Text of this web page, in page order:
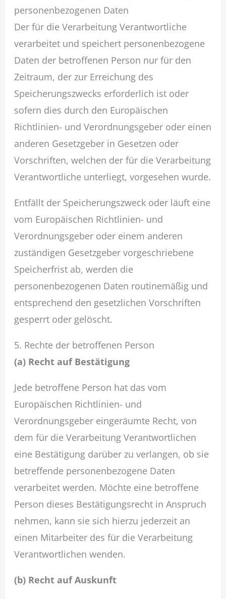
personenbezogenen Daten
Der für die Verarbeitung Verantwortliche
verarbeitet und speichert personenbezogene
Daten der betroffenen Person nur für den
Zeitraum, der zur Erreichung des
Speicherungszwecks erforderlich ist oder
sofern dies durch den Europäischen
Richtlinien- und Verordnungsgeber oder einen
anderen Gesetzgeber in Gesetzen oder
Vorschriften, welchen der für die Verarbeitung
Verantwortliche unterliegt, vorgesehen wurde.
Entfällt der Speicherungszweck oder läuft eine
vom Europäischen Richtlinien- und
Verordnungsgeber oder einem anderen
zuständigen Gesetzgeber vorgeschriebene
Speicherfrist ab, werden die
personenbezogenen Daten routinemäßig und
entsprechend den gesetzlichen Vorschriften
gesperrt oder gelöscht.
5. Rechte der betroffenen Person
(a) Recht auf Bestätigung
Jede betroffene Person hat das vom
Europäischen Richtlinien- und
Verordnungsgeber eingeräumte Recht, von
dem für die Verarbeitung Verantwortlichen
eine Bestätigung darüber zu verlangen, ob sie
betreffende personenbezogene Daten
verarbeitet werden. Möchte eine betroffene
Person dieses Bestätigungsrecht in Anspruch
nehmen, kann sie sich hierzu jederzeit an
einen Mitarbeiter des für die Verarbeitung
Verantwortlichen wenden.
(b) Recht auf Auskunft